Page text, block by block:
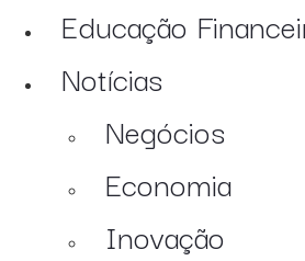
Educação
Notícias
Negócios
Economia
Inovação